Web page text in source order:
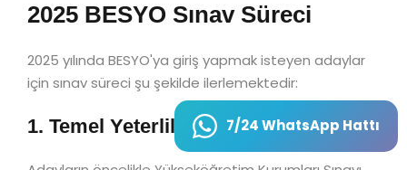
7/24 WhatsApp Hattı
2025 BESYO Sınav Süreci
2025 yılında BESYO'ya giriş yapmak isteyen adaylar
için sınav süreci şu şekilde ilerlemektedir:
1. Temel Yeterlilik Testi (TYT)